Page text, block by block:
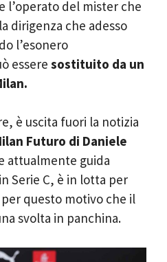
l’operato del mister che
dirigenza che adesso
l’esonero
essere sostituito da un
è uscita fuori la notizia
Futuro di Daniele
attualmente guida
Serie C, è in lotta per
questo motivo che il
svolta in panchina.